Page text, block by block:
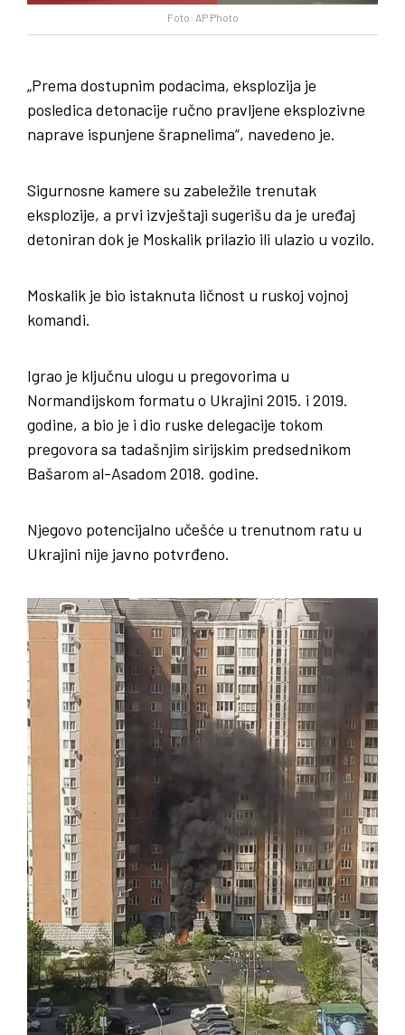
Foto: AP Photo
„Prema dostupnim podacima, eksplozija je
posledica detonacije ručno pravljene eksplozivne
naprave ispunjene šrapnelima“, navedeno je.
Sigurnosne kamere su zabeležile trenutak
eksplozije, a prvi izvještaji sugerišu da je uređaj
detoniran dok je Moskalik prilazio ili ulazio u vozilo.
Moskalik je bio istaknuta ličnost u ruskoj vojnoj
komandi.
Igrao je ključnu ulogu u pregovorima u
Normandijskom formatu o Ukrajini 2015. i 2019.
godine, a bio je i dio ruske delegacije tokom
pregovora sa tadašnjim sirijskim predsednikom
Bašarom al-Asadom 2018. godine.
Njegovo potencijalno učešće u trenutnom ratu u
Ukrajini nije javno potvrđeno.